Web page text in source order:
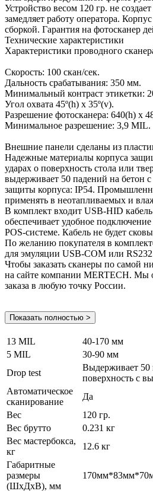
Устройство весом 120 гр. не
замедляет работу оператора.
сборкой. Гарантия на фотосканер
Технические характеристики
Характеристики проводного
Скорость: 100 скан/сек.
Дальность срабатывания: 350 мм.
Минимальный контраст этикетки:
Угол охвата 45º(h) x 35º(v).
Разрешение фотосканера: 640(h) х
Минимальное разрешение: 3,9 MIL.
Внешние панели сделаны из
Надежные материалы корпуса
ударах о поверхность стола или
выдерживает 50 падений на бетон
защиты корпуса: IP54.
применять в неотапливаемых и
В комплект входит USB-HID
обеспечивает удобное
POS-системе. Кабель не будет
По желанию покупателя в
для эмуляции USB-COM или
Чтобы заказать сканеры по самой
на сайте компании MERTECH. Мы
заказа в любую точку России.
Показать полностью >
13 MIL
40-170 мм
5 MIL
30-90 мм
Drop test
Выдерживает 50
поверхность с
Автоматическое
сканирование
Да
Вес
120 гр.
Вес брутто
0.231 кг
Вес мастербокса,
кг
12.6 кг
Габаритные
размеры
(ШхДхВ), мм